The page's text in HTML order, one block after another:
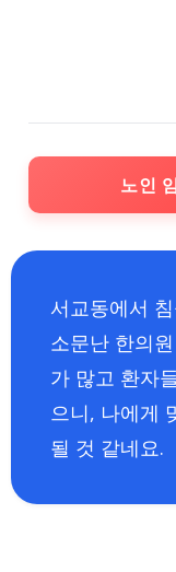
노인
서교동에서
소문난 한의
가 많고 환자
으니, 나에게
될 것 같네요.